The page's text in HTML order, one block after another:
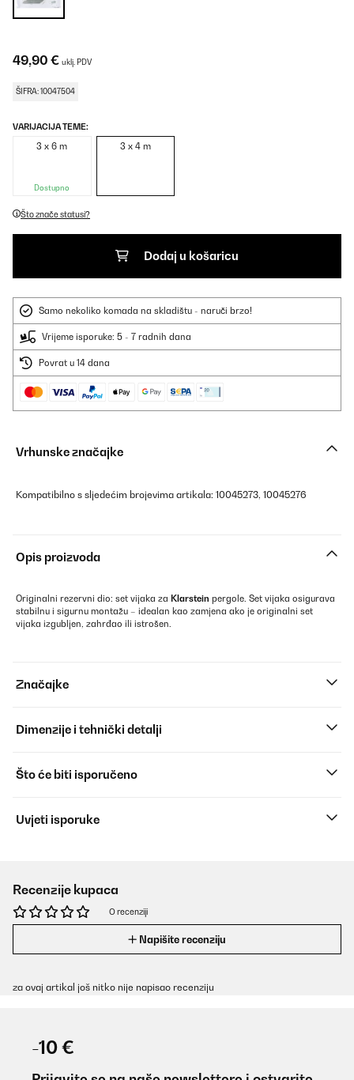
49,90 € uklj. PDV
ŠIFRA: 10047504
VARIJACIJA TEME:
3 x 6 m
Dostupno
3 x 4 m
Što znače statusi?
Dodaj u košaricu
Samo nekoliko komada na skladištu - naruči brzo!
Vrijeme isporuke: 5 - 7 radnih dana
Povrat u 14 dana
Vrhunske značajke
Kompatibilno s sljedećim brojevima artikala: 10045273, 10045276
Opis proizvoda
Originalni rezervni dio: set vijaka za Klarstein pergole. Set vijaka osigurava
stabilnu i sigurnu montažu – idealan kao zamjena ako je originalni set
vijaka izgubljen, zahrđao ili istrošen.
Značajke
Dimenzije i tehnički detalji
Što će biti isporučeno
Uvjeti isporuke
Recenzije kupaca
O recenziji
Napišite recenziju
za ovaj artikal još nitko nije napisao recenziju
-10 €